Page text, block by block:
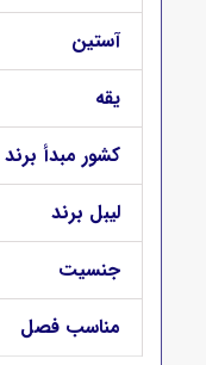
آستین
یقه
کشور مبدأ برند
لیبل برند
جنسیت
مناسب فصل